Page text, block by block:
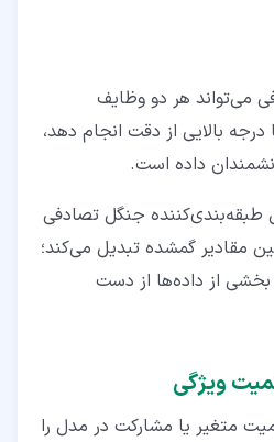
می‌تواند هر دو وظایف
درجه بالایی از دقت انجام دهد،
داده است.
طبقه‌بندی‌کننده جنگل تصادفی
مقادیر گمشده تبدیل می‌کند؛
بخشی از داده‌ها از دست
متغیر یا مشارکت در مدل را